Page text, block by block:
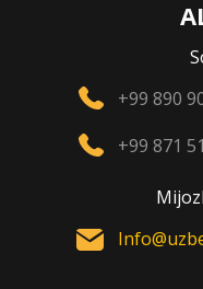
+99 890
+99 871